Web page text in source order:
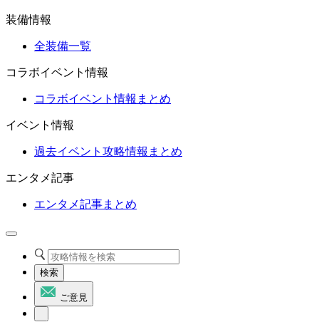
装備情報
全装備一覧
コラボイベント情報
コラボイベント情報まとめ
イベント情報
過去イベント攻略情報まとめ
エンタメ記事
エンタメ記事まとめ
検索
ご意見